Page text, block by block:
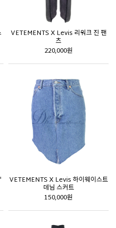
VETEMENTS X Levis 리워크 진 팬
츠
220,000원
VETEMENTS X Levis 하이웨이스트
데님 스커트
150,000원